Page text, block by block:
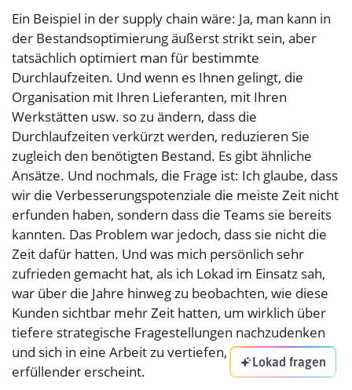
Ein Beispiel in der supply chain wäre: Ja, man kann in
der Bestandsoptimierung äußerst strikt sein, aber
tatsächlich optimiert man für bestimmte
Durchlaufzeiten. Und wenn es Ihnen gelingt, die
Organisation mit Ihren Lieferanten, mit Ihren
Werkstätten usw. so zu ändern, dass die
Durchlaufzeiten verkürzt werden, reduzieren Sie
zugleich den benötigten Bestand. Es gibt ähnliche
Ansätze. Und nochmals, die Frage ist: Ich glaube, dass
wir die Verbesserungspotenziale die meiste Zeit nicht
erfunden haben, sondern dass die Teams sie bereits
kannten. Das Problem war jedoch, dass sie nicht die
Zeit dafür hatten. Und was mich persönlich sehr
zufrieden gemacht hat, als ich Lokad im Einsatz sah,
war über die Jahre hinweg zu beobachten, wie diese
Kunden sichtbar mehr Zeit hatten, um wirklich über
tiefere strategische Fragestellungen nachzudenken
und sich in eine Arbeit zu vertiefen, die als Mensch
erfüllender erscheint.
Lokad fragen